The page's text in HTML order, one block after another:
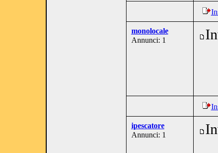
monolocale
Annunci: 1
ipescatore
Annunci: 1